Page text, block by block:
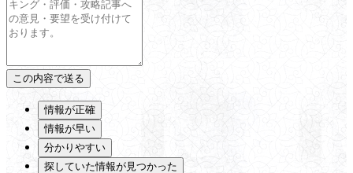
情報が正確
情報が早い
分かりやすい
探していた情報が見つかった